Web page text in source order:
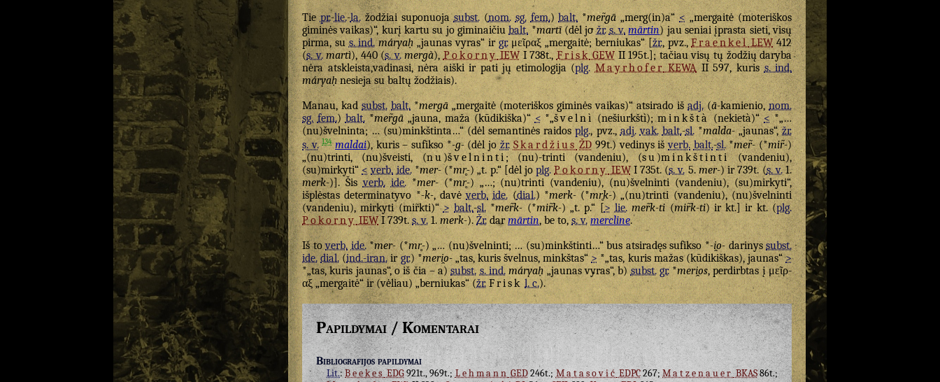
Tiepr.-lie.-la.žodžiai suponuojasubst.(nom. sg. fem.)balt.*mer̃gā„merg(in)a“<„mergaitė (moteriškos
giminės vaikas)“, kurį kartu su jo giminaičiubalt.*martī(dėl jožr. s. v. mārtin) jau seniai įprasta sieti, visų
pirma, sus. ind. máryaḥ„jaunas vyras“ irgr. μεῖραξ „mergaitė; berniukas“ [žr., pvz.,FraenkelLEW412
(s. v. martì), 440 (s. v. mergà),PokornyIEWI 738t., Frisk GEWII 195t.]; tačiau visų tų žodžių daryba
nėra atskleista,vadinasi, nėra aiški ir pati jų etimologija (plg. Mayrhofer KEWAII 597, kuriss. ind.
máryaḥnesieja su baltų žodžiais).
Manau, kadsubst. balt.*mergā „mergaitė (moteriškos giminės vaikas)“ atsirado išadj.(ā-kamienio,nom.
sg. fem.)balt.*mer̃gā„jauna, maža (kūdikiška)“ < *„švelnì(nešiurkštì);minkštà(nekietà)“<*„…
(nu)švelninta; … (su)minkštinta…“ (dėl semantinės raidosplg., pvz.,adj. vak. balt.-sl.*malda-„jaunas“,žr.
s. v. 134 maldai), kuris – sufikso *-g-(dėl jožr. SkardžiusŽD99t.) vedinys išverb. balt.-sl.*mer̃-(*mir̃-)
„(nu)trinti, (nu)šveisti, (nu)švelninti; (nu)-trinti (vandeniu), (su)minkštinti(vandeniu),
(su)mirkyti“< verb. ide.*mer-(*mr̥-) „t. p.“ [dėl joplg. PokornyIEWI 735t. (s. v.5.mer-) ir 739t. (s. v.1.
merk-)]. Šisverb. ide.*mer-(*mr̥-) „…; (nu)trinti (vandeniu), (nu)švelninti (vandeniu), (su)mirkyti“,
išplėstas determinatyvo *-k-, davėverb. ide. (dial.) *merk-(*mr̥k-) „(nu)trinti (vandeniu), (nu)švelninti
(vandeniu), mirkyti (mir̃kti)“> balt.-sl. *mer̃k- (*mir̃k-) „t. p.“ [ > lie. mer̃k-ti (mir̃k-ti) ir kt.] ir kt. (plg.
PokornyIEWI 739t.s. v.1.merk-).Žr.darmārtin, be to, s. v. mercline.
Iš toverb. ide.*mer-(*mr̥-) „… (nu)švelninti; … (su)minkštinti…“ bus atsiradęs sufikso *-i̯o-darinyssubst.
ide. dial.(ind.-iran.ir gr.) *meri̯o-„tas, kuris švelnus, minkštas“ >*„tas, kuris mažas (kūdikiškas), jaunas“>
*„tas, kuris jaunas“, o iš čia – a)subst. s. ind. máryaḥ „jaunas vyras“, b) subst. gr.*meri̯os, perdirbtas įμεῖρ-
αξ„mergaitė“ ir (vėliau) „berniukas“ (žr. Frisk l. c.).
Papildymai / Komentarai
Bibliografijos papildymai
Lit.:BeekesEDG921t., 969t.; LehmannGED246t.;MatasovićEDPC267;MatzenauerBKAS86t.;